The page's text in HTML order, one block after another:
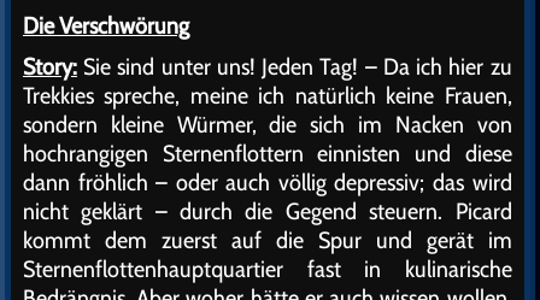
Die Verschwörung
Story: Sie sind unter uns! Jeden Tag! – Da ich hier zu
Trekkies spreche, meine ich natürlich keine Frauen,
sondern kleine Würmer, die sich im Nacken von
hochrangigen Sternenflottern einnisten und diese
dann fröhlich – oder auch völlig depressiv; das wird
nicht geklärt – durch die Gegend steuern. Picard
kommt dem zuerst auf die Spur und gerät im
Sternenflottenhauptquartier fast in kulinarische